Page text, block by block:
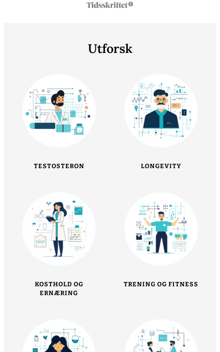
Utforsk
TESTOSTERON LONGEVITY
KOSTHOLD OG
ERNÆRING
TRENING OG FITNESS